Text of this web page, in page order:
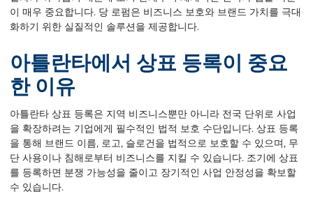
이 매우 중요합니다. 당 로펌은 비즈니스 보호와 브랜드 가치를 극대
화하기 위한 실질적인 솔루션을 제공합니다.
아틀란타에서 상표 등록이 중요
한 이유
아틀란타 상표 등록은 지역 비즈니스뿐만 아니라 전국 단위로 사업
을 확장하려는 기업에게 필수적인 법적 보호 수단입니다. 상표 등록
을 통해 브랜드 이름, 로고, 슬로건을 법적으로 보호할 수 있으며, 무
단 사용이나 침해로부터 비즈니스를 지킬 수 있습니다. 조기에 상표
를 등록하면 분쟁 가능성을 줄이고 장기적인 사업 안정성을 확보할
수 있습니다.